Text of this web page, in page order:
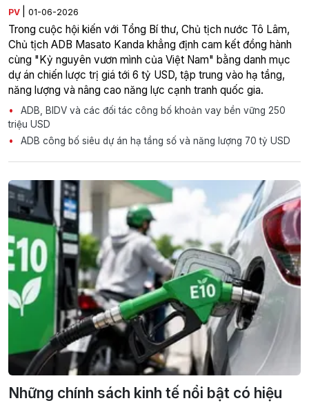
PV 01-06-2026
Trong cuộc hội kiến với Tổng Bí thư, Chủ tịch nước Tô Lâm,
Chủ tịch ADB Masato Kanda khẳng định cam kết đồng hành
cùng "Kỷ nguyên vươn mình của Việt Nam" bằng danh mục
dự án chiến lược trị giá tới 6 tỷ USD, tập trung vào hạ tầng,
năng lượng và nâng cao năng lực cạnh tranh quốc gia.
ADB, BIDV và các đối tác công bố khoản vay bền vững 250
triệu USD
ADB công bố siêu dự án hạ tầng số và năng lượng 70 tỷ USD
Những chính sách kinh tế nổi bật có hiệu